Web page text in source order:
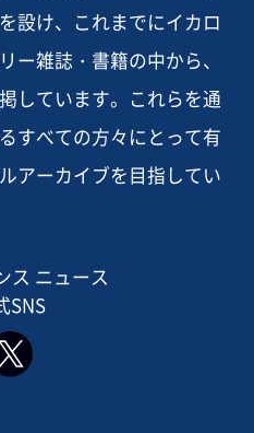
設け、これまでにイカロ
ー雑誌・書籍の中から、
しています。これらを通
すべての方々にとって有
アーカイブを目指してい
ス ニュース
SNS